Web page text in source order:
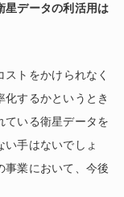
データの利活用は
ストをかけられなく
するかというとき
ている衛星データを
手はないでしょ
事業において、今後